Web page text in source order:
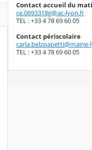
Contact accueil du
ce.0693318g@ac-lyon.fr
TEL : +33 4 78 69 60 05
Contact périscolaire
TEL : +33 4 78 69 60 05